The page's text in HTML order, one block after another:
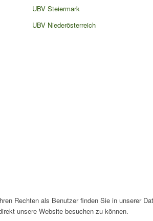
UBV Steiermark
UBV Niederösterreich
Rechten als Benutzer finden Sie in unserer
unsere Website besuchen zu können.